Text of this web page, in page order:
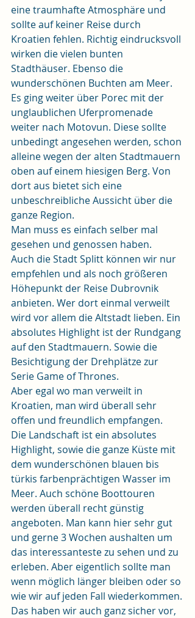
eine traumhafte Atmosphäre und
sollte auf keiner Reise durch
Kroatien fehlen. Richtig eindrucksvoll
wirken die vielen bunten
Stadthäuser. Ebenso die
wunderschönen Buchten am Meer.
Es ging weiter über Porec mit der
unglaublichen Uferpromenade
weiter nach Motovun. Diese sollte
unbedingt angesehen werden, schon
alleine wegen der alten Stadtmauern
oben auf einem hiesigen Berg. Von
dort aus bietet sich eine
unbeschreibliche Aussicht über die
ganze Region.
Man muss es einfach selber mal
gesehen und genossen haben.
Auch die Stadt Splitt können wir nur
empfehlen und als noch größeren
Höhepunkt der Reise Dubrovnik
anbieten. Wer dort einmal verweilt
wird vor allem die Altstadt lieben. Ein
absolutes Highlight ist der Rundgang
auf den Stadtmauern. Sowie die
Besichtigung der Drehplätze zur
Serie Game of Thrones.
Aber egal wo man verweilt in
Kroatien, man wird überall sehr
offen und freundlich empfangen.
Die Landschaft ist ein absolutes
Highlight, sowie die ganze Küste mit
dem wunderschönen blauen bis
türkis farbenprächtigen Wasser im
Meer. Auch schöne Boottouren
werden überall recht günstig
angeboten. Man kann hier sehr gut
und gerne 3 Wochen aushalten um
das interessanteste zu sehen und zu
erleben. Aber eigentlich sollte man
wenn möglich länger bleiben oder so
wie wir auf jeden Fall wiederkommen.
Das haben wir auch ganz sicher vor,